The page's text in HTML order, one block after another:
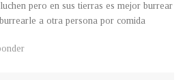
pero en sus tierras es mejor burrear
a otra persona por comida